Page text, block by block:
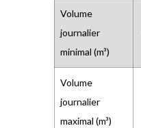
Volume
journalier
minimal (m³)
Volume
journalier
maximal (m³)